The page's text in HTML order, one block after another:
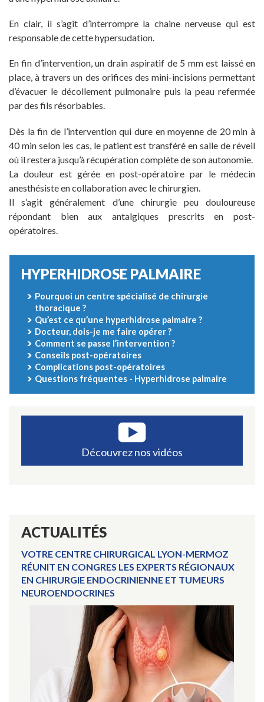
En clair, il s’agit d’interrompre la chaine nerveuse qui est
responsable de cette hypersudation.
En fin d’intervention, un drain aspiratif de 5 mm est laissé en
place, à travers un des orifices des mini-incisions permettant
d’évacuer le décollement pulmonaire puis la peau refermée
par des fils résorbables.
Dès la fin de l’intervention qui dure en moyenne de 20 min à
40 min selon les cas, le patient est transféré en salle de réveil
où il restera jusqu’à récupération complète de son autonomie.
La douleur est gérée en post-opératoire par le médecin
anesthésiste en collaboration avec le chirurgien.
Il s’agit généralement d’une chirurgie peu douloureuse
répondant bien aux antalgiques prescrits en post-
opératoires.
HYPERHIDROSE PALMAIRE
Pourquoi un centre spécialisé de chirurgie
thoracique ?
Qu’est ce qu’une hyperhidrose palmaire ?
Docteur, dois-je me faire opérer ?
Comment se passe l’intervention ?
Conseils post-opératoires
Complications post-opératoires
Questions fréquentes - Hyperhidrose palmaire
Découvrez nos vidéos
ACTUALITÉS
VOTRE CENTRE CHIRURGICAL LYON-MERMOZ
RÉUNIT EN CONGRES LES EXPERTS RÉGIONAUX
EN CHIRURGIE ENDOCRINIENNE ET TUMEURS
NEUROENDOCRINES